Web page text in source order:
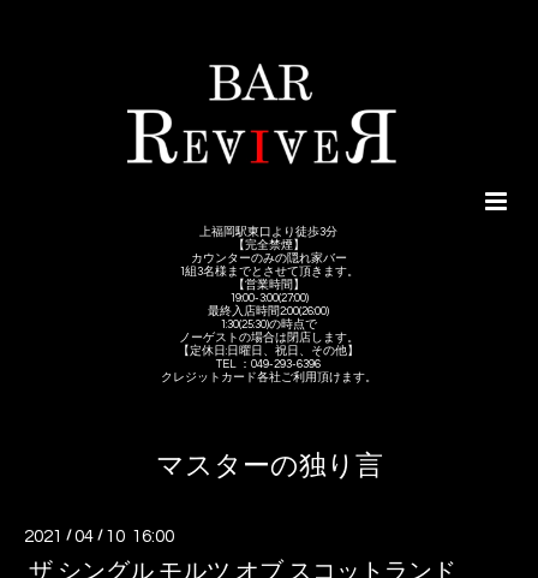
上福岡駅東口より徒歩3分
【完全禁煙】
カウンターのみの隠れ家バー
1組3名様までとさせて頂きます。
【営業時間】
19:00-3:00(27:00)
最終入店時間2:00(26:00)
1:30(25:30)の時点で
ノーゲストの場合は閉店します。
【定休日:日曜日、祝日、その他】
TEL ：049-293-6396
クレジットカード各社ご利用頂けます。
マスターの独り言
2021 /04 / 10 16:00
ザ シングル モルツ オブ スコットランド